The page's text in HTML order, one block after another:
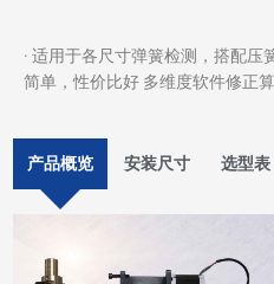
· 适用于各尺寸弹簧检测，搭配压
简单，性价比好 多维度软件修正
产品概览 安装尺寸 选型表